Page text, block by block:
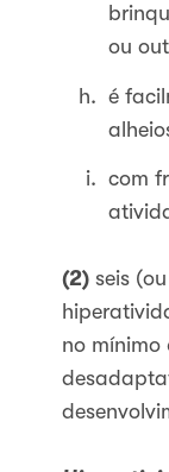
ou
é
com
(2) seis
no mínimo